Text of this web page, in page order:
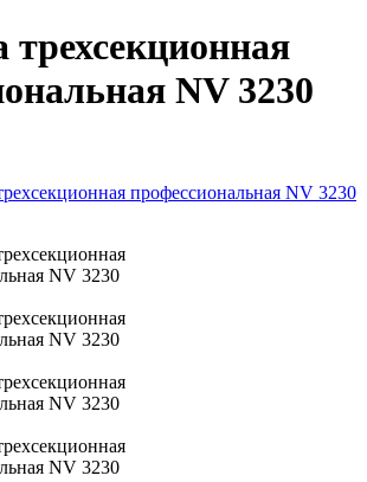
трехсекционная
NV 3230